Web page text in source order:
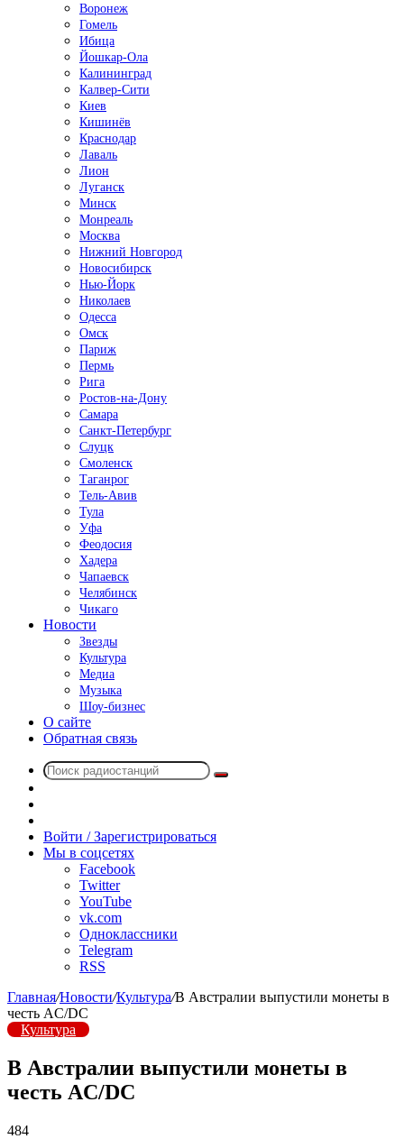
Воронеж
Гомель
Ибица
Йошкар-Ола
Калининград
Калвер-Сити
Киев
Кишинёв
Краснодар
Лаваль
Лион
Луганск
Минск
Монреаль
Москва
Нижний Новгород
Новосибирск
Нью-Йорк
Николаев
Одесса
Омск
Париж
Пермь
Рига
Ростов-на-Дону
Самара
Санкт-Петербург
Слуцк
Смоленск
Таганрог
Тель-Авив
Тула
Уфа
Феодосия
Хадера
Чапаевск
Челябинск
Чикаго
Новости
Звезды
Культура
Медиа
Музыка
Шоу-бизнес
О сайте
Обратная связь
Поиск
радио
Войти / Зарегистрироваться
Мы в соцсетях
Facebook
Twitter
YouTube
vk.com
Одноклассники
Telegram
RSS
Главная/Новости/Культура/В Австралии выпустили монеты в
честь AC/DC
Культура
В Австралии выпустили монеты в
честь AC/DC
484